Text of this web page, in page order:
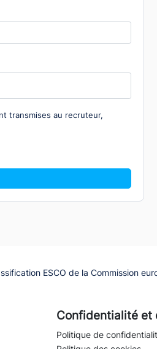
transmises au recruteur,
ESCO de la Commission
Confidentialité et
Politique de